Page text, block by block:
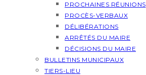
PROCHAINES RÉUNIONS
PROCÈS-VERBAUX
DÉLIBÉRATIONS
ARRÊTÉS DU MAIRE
DÉCISIONS DU MAIRE
BULLETINS MUNICIPAUX
TIERS-LIEU